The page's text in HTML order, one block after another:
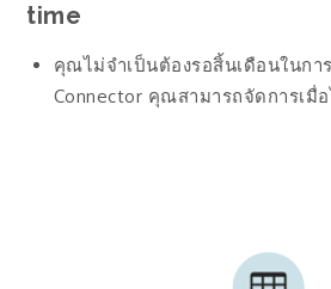
time
คุณไม่จำเป็นต้องรอสิ้นเดือนในกา
Connector คุณสามารถจัดการเมื่